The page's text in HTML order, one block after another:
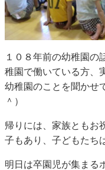
１０８年前の幼稚園の
稚園で働いている方、
幼稚園のことを聞かせ
＾）
帰りには、家族ともお
子もあり、子どもたち
明日は卒園児が集まる